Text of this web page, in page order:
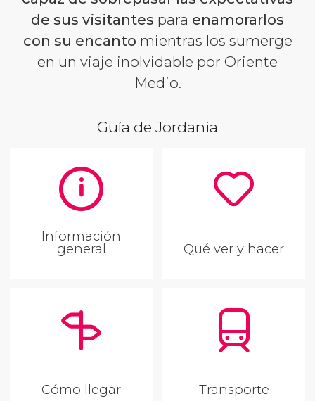
de sus visitantes para enamorarlos
con su encanto mientras los sumerge
en un viaje inolvidable por Oriente
Medio.
Guía de Jordania
Información
general Qué ver y hacer
Cómo llegar Transporte